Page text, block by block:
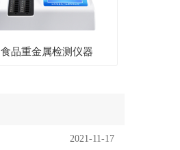
食品重金属检测仪器
2021-11-17